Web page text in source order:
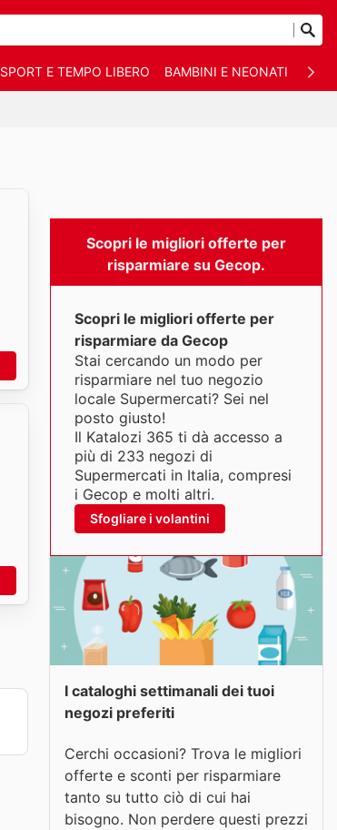
SPORT E TEMPO LIBERO BAMBINI E NEONATI
Scopri le migliori offerte per
risparmiare su Gecop.
Scopri le migliori offerte per
risparmiare da Gecop
Stai cercando un modo per
risparmiare nel tuo negozio
locale Supermercati? Sei nel
posto giusto!
Il Katalozi 365 ti dà accesso a
più di 233 negozi di
Supermercati in Italia, compresi
i Gecop e molti altri.
Sfogliare i volantini
I cataloghi settimanali dei tuoi
negozi preferiti
Cerchi occasioni? Trova le migliori
offerte e sconti per risparmiare
tanto su tutto ciò di cui hai
bisogno. Non perdere questi prezzi